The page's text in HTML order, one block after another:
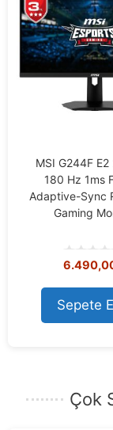
MSI G244F
180 Hz 1ms
Adaptive-Sync
Gaming
0
u
t
o
f
Sepete
Çok